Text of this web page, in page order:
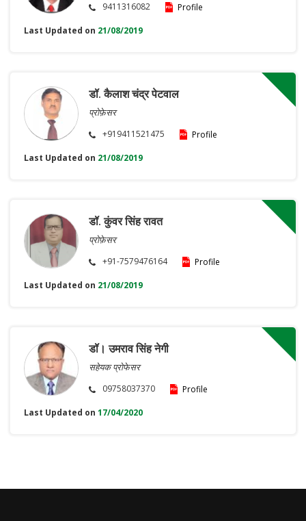
9411316082
Profile
Last Updated on 21/08/2019
डॉ. कैलाश चंद्र पेटवाल
प्रोफ़ेसर
+919411521475
Profile
Last Updated on 21/08/2019
डॉ. कुंवर सिंह रावत
प्रोफ़ेसर
+91-7579476164
Profile
Last Updated on 21/08/2019
डॉ। उमराव सिंह नेगी
सहेयक प्रोफेसर
09758037370
Profile
Last Updated on 17/04/2020